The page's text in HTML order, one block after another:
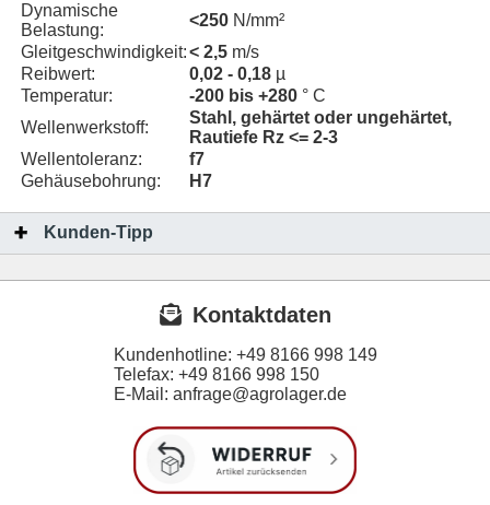
Dynamische
Belastung:
<250 N/mm²
Gleitgeschwindigkeit:< 2,5 m/s
Reibwert:
0,02 - 0,18 µ
Temperatur:
-200 bis +280 ° C
Wellenwerkstoff:
Stahl, gehärtet oder ungehärtet,
Rautiefe Rz <= 2-3
Wellentoleranz:
f7
Gehäusebohrung:
H7
Kunden-Tipp
Kontaktdaten
Kundenhotline: +49 8166 998 149
Telefax: +49 8166 998 150
E-Mail: anfrage@agrolager.de